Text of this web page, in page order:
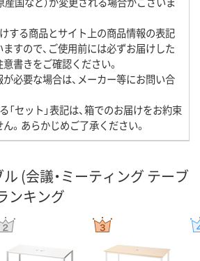
する商品とサイト上の商品情報の表記
すので、ご使用前には必ずお届けした
書きをご確認ください。
必要な場合は、メーカー等にお問い合
「セット」表記は、箱でのお届けをお約束
。あらかじめご了承ください。
(会議・ミーティング テーブ
ンキング